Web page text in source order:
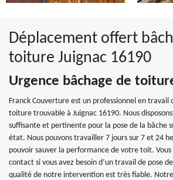
Déplacement offert
toiture Juignac 16190
Urgence bâchage de
Franck Couverture est un professionnel en travail
toiture trouvable à Juignac 16190. Nous
suffisante et pertinente pour la pose de la bâche
état. Nous pouvons travailler 7 jours sur 7 et 24
pouvoir sauver la performance de votre toit.
contact si vous avez besoin d’un travail de pose
qualité de notre intervention est très fiable.